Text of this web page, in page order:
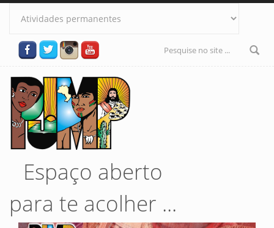
Pular para o conteúdo principal
Formulário
Espaço aberto
para te acolher ...